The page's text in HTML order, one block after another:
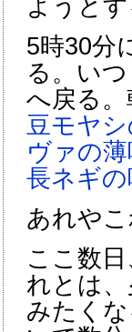
ようと
5時30分
る。い
へ戻る
豆モヤ
ヴァの
長ネギ
あれや
ここ数
れとは
みたく